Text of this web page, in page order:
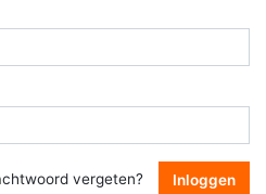
vergeten? Inloggen